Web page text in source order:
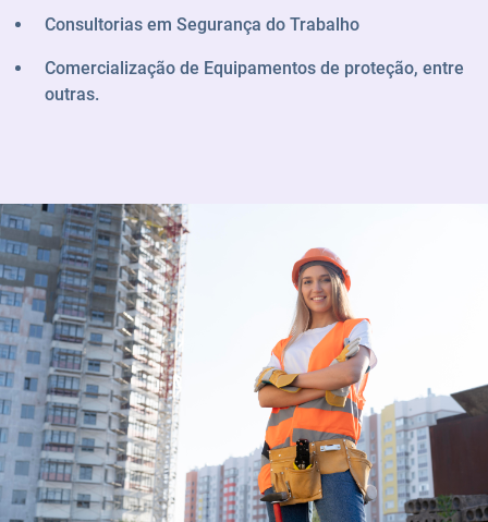
Consultorias em Segurança do Trabalho
Comercialização de Equipamentos de proteção, entre
outras.